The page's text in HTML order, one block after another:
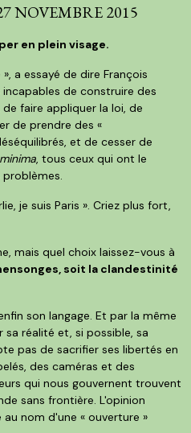
NOVEMBRE 2015
en plein visage.
a essayé de dire François
de construire des
faire appliquer la loi, de
de prendre des «
et de cesser de
, tous ceux qui ont le
je suis Paris ». Criez plus fort,
mais quel choix laissez-vous à
soit la clandestinité
son langage. Et par la même
réalité et, si possible, sa
pas de sacrifier ses libertés en
des caméras et des
qui nous gouvernent trouvent
sans frontière. L'opinion
nom d'une « ouverture »